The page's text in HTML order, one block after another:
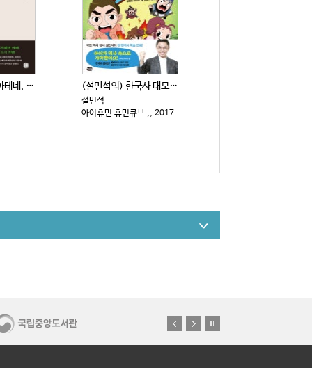
유럽도시기행 : 아테네, 로마, 이스탄불, 파리 . 1 (설민석의) 한국사 대모험 : 설쌤의 라이벌, 황 대감...
설민석
아이휴먼 휴먼큐브 ,, 2017